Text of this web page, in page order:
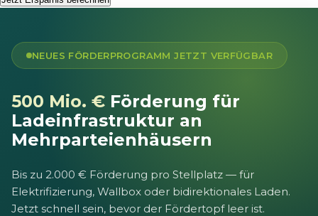
NEUES FÖRDERPROGRAMM JETZT VERFÜGBAR
500 Mio. € Förderung für
Ladeinfrastruktur an
Mehrparteienhäusern
Bis zu 2.000 € Förderung pro Stellplatz — für
Elektrifizierung, Wallbox oder bidirektionales Laden.
Jetzt schnell sein, bevor der Fördertopf leer ist.